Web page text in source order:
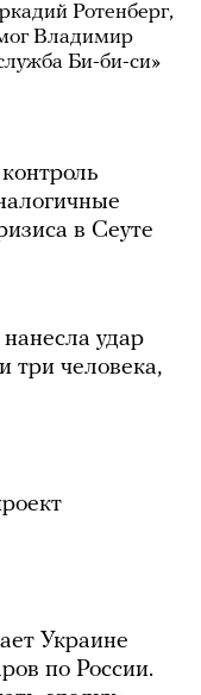
Ротенберг,
Владимир
Би-би-си»
в Сеуте
удар
три человека,
Украине
по России.